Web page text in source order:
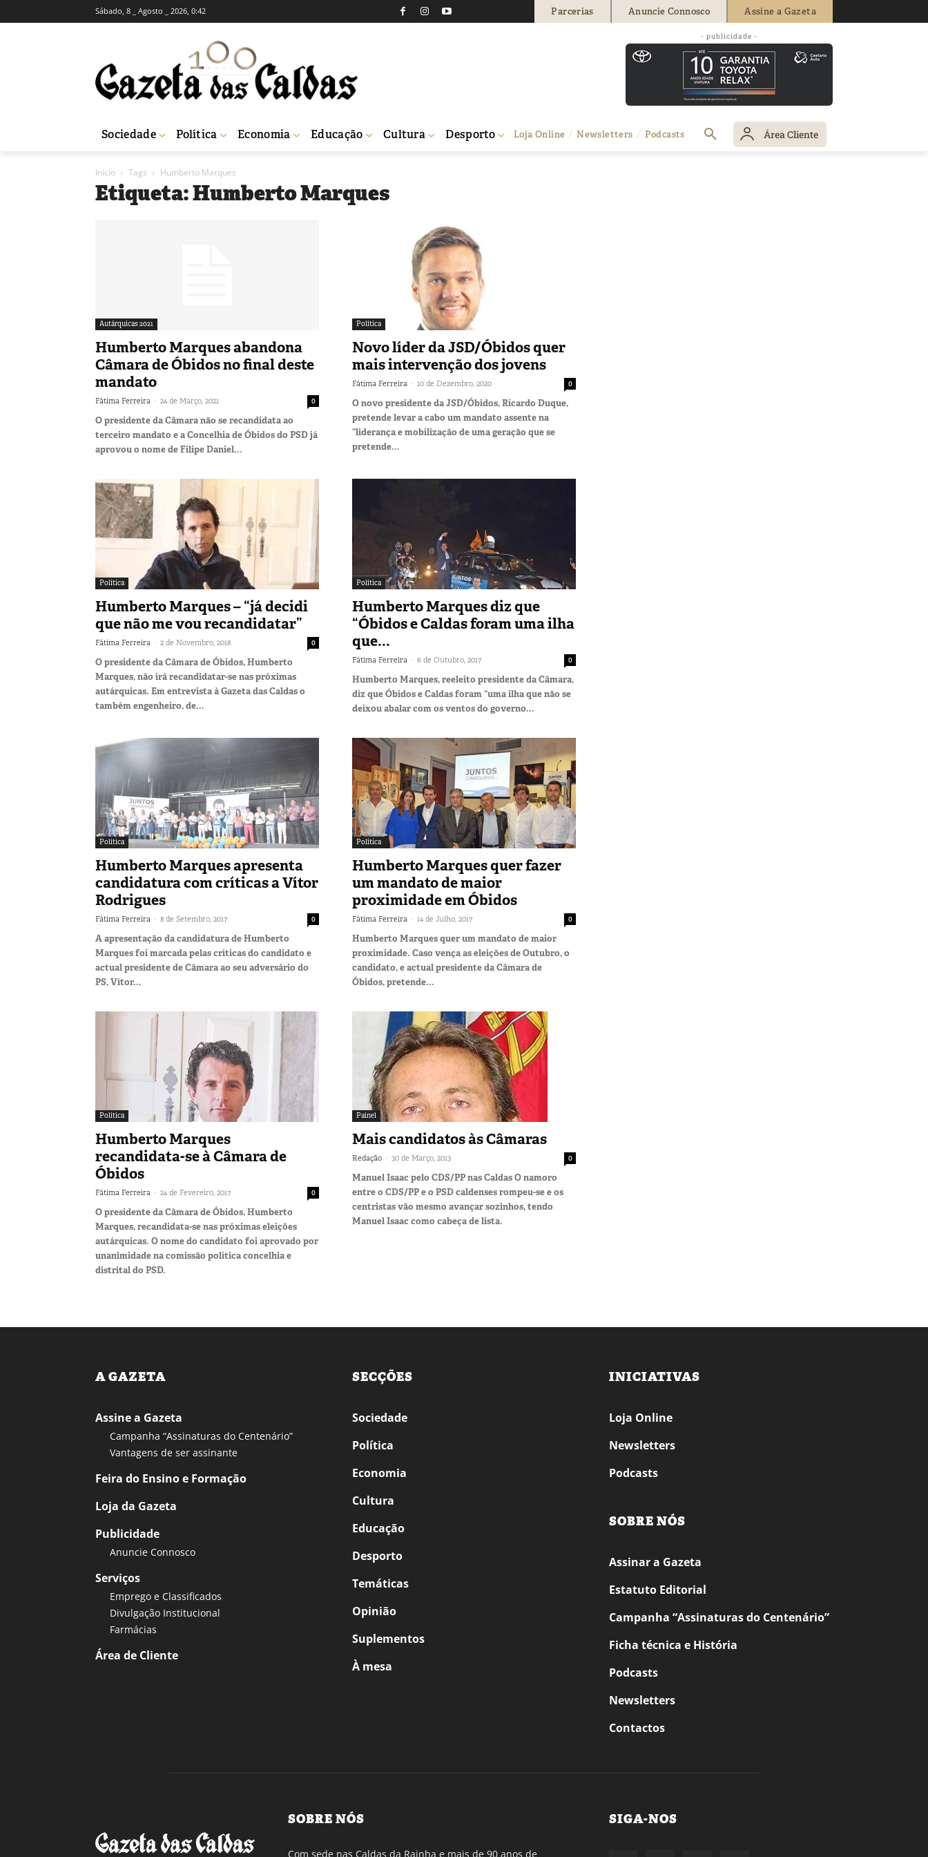
Sábado, 8 _ Agosto _ 2026, 0:42 Parcerias Anuncie Connosco Assine a Gazeta
- publicidade -
Sociedade Política Economia Educação Cultura Desporto Loja Online Newsletters Podcasts Área Cliente
Início Tags Humberto Marques
Etiqueta: Humberto Marques
Autárquicas 2021
Humberto Marques abandona
Câmara de Óbidos no final deste
mandato
Fátima Ferreira - 24 de Março, 2021 0
O presidente da Câmara não se recandidata ao
terceiro mandato e a Concelhia de Óbidos do PSD já
aprovou o nome de Filipe Daniel...
Política
Novo líder da JSD/Óbidos quer
mais intervenção dos jovens
Fátima Ferreira - 10 de Dezembro, 2020 0
O novo presidente da JSD/Óbidos, Ricardo Duque,
pretende levar a cabo um mandato assente na
“liderança e mobilização de uma geração que se
pretende...
Política
Humberto Marques – “já decidi
que não me vou recandidatar”
Fátima Ferreira - 2 de Novembro, 2018 0
O presidente da Câmara de Óbidos, Humberto
Marques, não irá recandidatar-se nas próximas
autárquicas. Em entrevista à Gazeta das Caldas o
também engenheiro, de...
Política
Humberto Marques diz que
“Óbidos e Caldas foram uma ilha
que...
Fátima Ferreira - 6 de Outubro, 2017 0
Humberto Marques, reeleito presidente da Câmara,
diz que Óbidos e Caldas foram “uma ilha que não se
deixou abalar com os ventos do governo...
Política
Humberto Marques apresenta
candidatura com críticas a Vítor
Rodrigues
Fátima Ferreira - 8 de Setembro, 2017 0
A apresentação da candidatura de Humberto
Marques foi marcada pelas críticas do candidato e
actual presidente de Câmara ao seu adversário do
PS, Vítor...
Política
Humberto Marques quer fazer
um mandato de maior
proximidade em Óbidos
Fátima Ferreira - 14 de Julho, 2017 0
Humberto Marques quer um mandato de maior
proximidade. Caso vença as eleições de Outubro, o
candidato, e actual presidente da Câmara de
Óbidos, pretende...
Política
Humberto Marques
recandidata-se à Câmara de
Óbidos
Fátima Ferreira - 24 de Fevereiro, 2017 0
O presidente da Câmara de Óbidos, Humberto
Marques, recandidata-se nas próximas eleições
autárquicas. O nome do candidato foi aprovado por
unanimidade na comissão política concelhia e
distrital do PSD.
Painel
Mais candidatos às Câmaras
Redação - 30 de Março, 2013 0
Manuel Isaac pelo CDS/PP nas Caldas O namoro
entre o CDS/PP e o PSD caldenses rompeu-se e os
centristas vão mesmo avançar sozinhos, tendo
Manuel Isaac como cabeça de lista.
A GAZETA
Assine a Gazeta
Campanha “Assinaturas do Centenário”
Vantagens de ser assinante
Feira do Ensino e Formação
Loja da Gazeta
Publicidade
Anuncie Connosco
Serviços
Emprego e Classificados
Divulgação Institucional
Farmácias
Área de Cliente
SECÇÕES
Sociedade
Política
Economia
Cultura
Educação
Desporto
Temáticas
Opinião
Suplementos
À mesa
INICIATIVAS
Loja Online
Newsletters
Podcasts
SOBRE NÓS
Assinar a Gazeta
Estatuto Editorial
Campanha “Assinaturas do Centenário”
Ficha técnica e História
Podcasts
Newsletters
Contactos
SOBRE NÓS
Com sede nas Caldas da Rainha e mais de 90 anos de
SIGA-NOS